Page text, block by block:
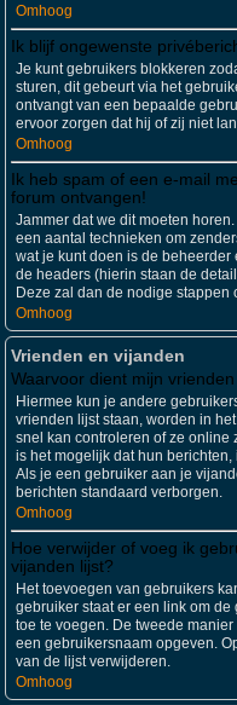
Omhoog
Ik blijf ongewenste
Je kunt gebruikers blokkeren
sturen, dit gebeurt via het
ontvangt van een bepaalde
ervoor zorgen dat hij of zij niet
Omhoog
Ik heb spam of een e-mail
forum ontvangen!
Jammer dat we dit moeten
een aantal technieken om
wat je kunt doen is de
de headers (hierin staan de
Deze zal dan de nodige stappen
Omhoog
Vrienden en vijanden
Waarvoor dient mijn
Hiermee kun je andere
vrienden lijst staan, worden in
snel kan controleren of ze online
is het mogelijk dat hun
Als je een gebruiker aan je
berichten standaard verborgen.
Omhoog
Hoe verwijder of voeg ik
vijanden lijst?
Het toevoegen van gebruikers
gebruiker staat er een link om
toe te voegen. De tweede
een gebruikersnaam opgeven.
van de lijst verwijderen.
Omhoog